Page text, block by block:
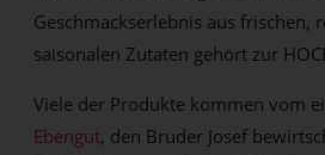
Geschmackserlebnis aus frischen,
saisonalen Zutaten gehört zur
Viele der Produkte kommen vom
Ebengut, den Bruder Josef